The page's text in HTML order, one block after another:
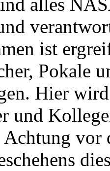
alles
ist
Pokale
Hier
und
Achtung